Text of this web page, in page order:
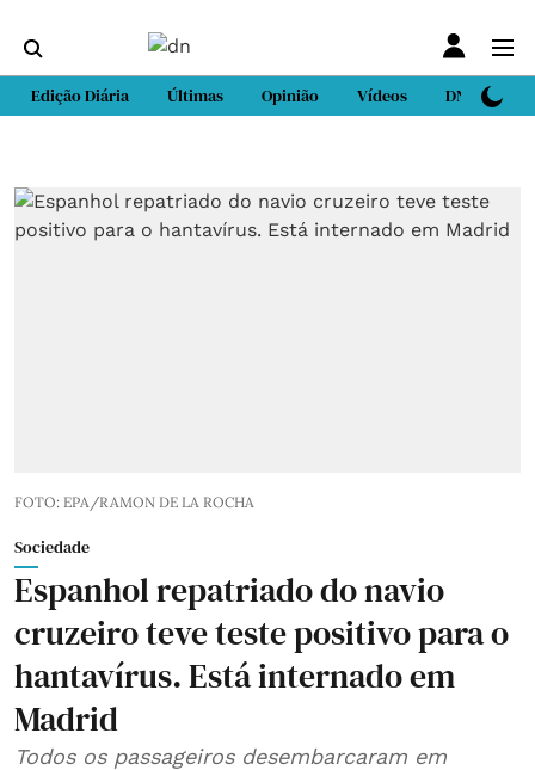
Edição Diária Últimas Opinião Vídeos DN Sport
FOTO: EPA/RAMON DE LA ROCHA
Sociedade
Espanhol repatriado do navio
cruzeiro teve teste positivo para o
hantavírus. Está internado em
Madrid
Todos os passageiros desembarcaram em